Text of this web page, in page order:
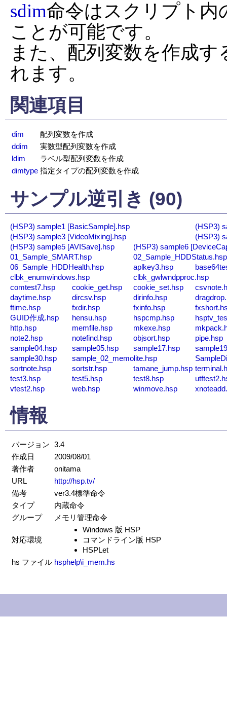
sdim命令はスクリプト内
ことが可能です。
また、配列変数を作成
れます。
関連項目
dim
配列変数を作成
ddim
実数型配列変数を作成
ldim
ラベル型配列変数を作成
dimtype 指定タイプの配列変数を作成
サンプル逆引き (90)
(HSP3) sample1 [BasicSample].hsp
(HSP3)
(HSP3) sample3 [VideoMixing].hsp
(HSP3)
(HSP3) sample5 [AVISave].hsp
(HSP3) sample6
01_Sample_SMART.hsp
02_Sample_HDDStatus.hsp
06_Sample_HDDHealth.hsp
aplkey3.hsp
clbk_enumwindows.hsp
clbk_gwlwndpproc.hsp
comtest7.hsp
cookie_get.hsp cookie_set.hsp
daytime.hsp
dircsv.hsp dirinfo.hsp
ftime.hsp
fxdir.hsp fxinfo.hsp
GUID作成.hsp
hensu.hsp hspcmp.hsp
http.hsp
memfile.hsp mkexe.hsp
note2.hsp
notefind.hsp objsort.hsp
pipe.hsp
sample04.hsp
sample05.hsp sample17.hsp
sample30.hsp
sample_02_memolite.hsp
sortnote.hsp
sortstr.hsp tamane_jump.hsp
test3.hsp
test5.hsp test8.hsp
vtest2.hsp
web.hsp winmove.hsp
情報
バージョン 3.4
作成日
2009/08/01
著作者
onitama
URL
http://hsp.tv/
備考
ver3.4標準命令
タイプ
内蔵命令
グループ
メモリ管理命令
対応環境
Windows 版 HSP
コマンドライン版 HSP
HSPLet
hs ファイル hsphelp\i_mem.hs